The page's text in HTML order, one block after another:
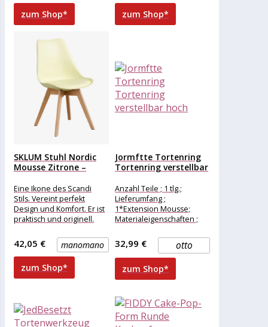
zum Shop* zum Shop*
SKLUM Stuhl Nordic
Mousse Zitrone –
Eine Ikone des Scandi
Stils. Vereint perfekt
Design und Komfort. Er ist
praktisch und originell.
angenehm. Sitzoberfläche
mit
manomano
42,05 €
zum Shop*
Jormftte Tortenring
Tortenring verstellbar
Anzahl Teile ; 1 tlg.;
Lieferumfang ;
1*Extension Mousse;
Materialeigenschaften ;
Pflegehinweise ;
Waschbar;spülmaschinenfest;
Farbe ; Silber;
otto
32,99 €
zum Shop*